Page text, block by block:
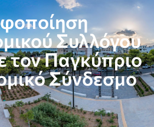
Συλλόγου
τον Παγκύπριο
Σύνδεσμο